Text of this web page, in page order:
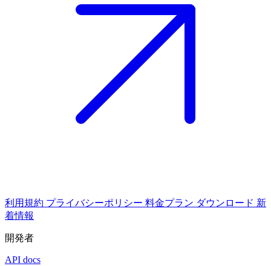
利用規約 プライバシーポリシー 料金プラン ダウンロード 新
着情報
開発者
API docs